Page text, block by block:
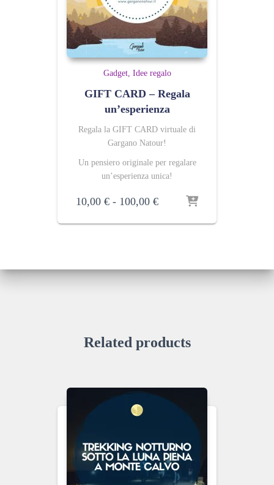
Gadget Idee regalo
GIFT CARD – Regala
un’esperienza
Regala la GIFT CARD virtuale di
Gargano Natour!
Un pensiero originale per regalare
un’esperienza unica!
10,00 € - 100,00 €Fascia
prezzo:
100,00 €
Related products